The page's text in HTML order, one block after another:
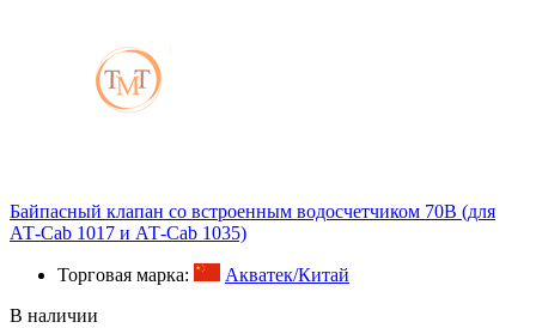
Байпасный клапан со встроенным водосчетчиком 70В (для
АТ-Cab 1017 и АТ-Cab 1035)
Торговая марка:
Акватек/Китай
В наличии